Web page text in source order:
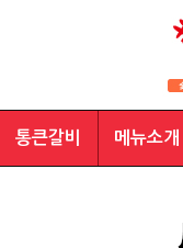
통큰갈비 메뉴소개